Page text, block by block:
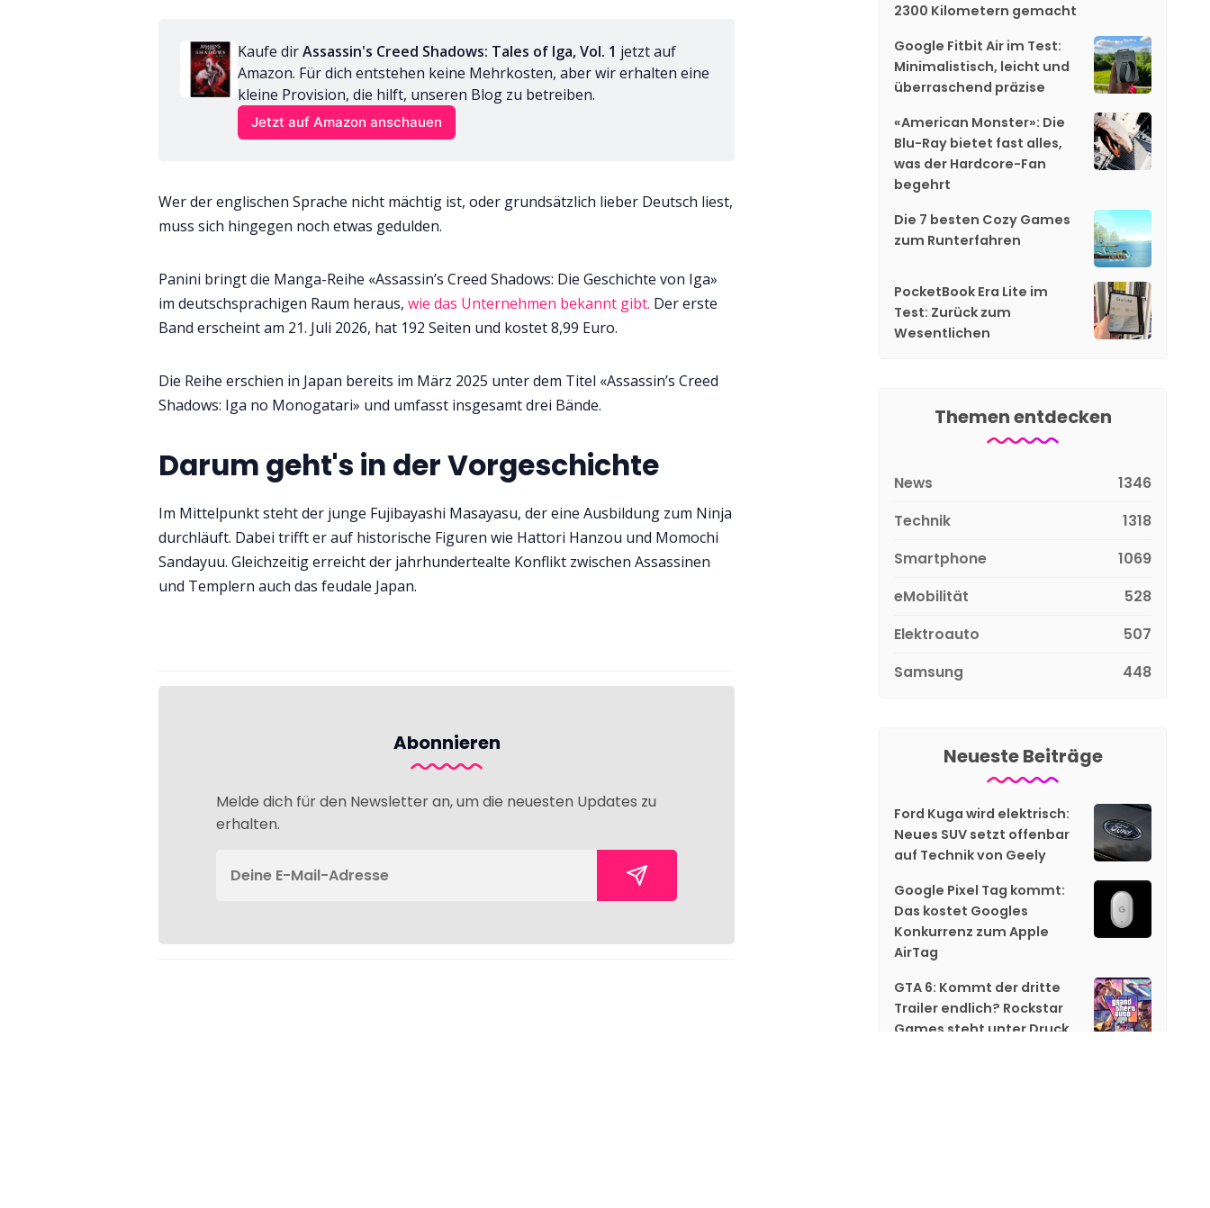
Kaufe dir Assassin's Creed Shadows: Tales of Iga, Vol. 1 jetzt auf
Amazon. Für dich entstehen keine Mehrkosten, aber wir erhalten eine
kleine Provision, die hilft, unseren Blog zu betreiben.
Jetzt auf Amazon anschauen
Wer der englischen Sprache nicht mächtig ist, oder grundsätzlich lieber Deutsch liest,
muss sich hingegen noch etwas gedulden.
Panini bringt die Manga-Reihe «Assassin’s Creed Shadows: Die Geschichte von Iga»
im deutschsprachigen Raum heraus, wie das Unternehmen bekannt gibt. Der erste
Band erscheint am 21. Juli 2026, hat 192 Seiten und kostet 8,99 Euro.
Die Reihe erschien in Japan bereits im März 2025 unter dem Titel «Assassin’s Creed
Shadows: Iga no Monogatari» und umfasst insgesamt drei Bände.
Darum geht's in der Vorgeschichte
Im Mittelpunkt steht der junge Fujibayashi Masayasu, der eine Ausbildung zum Ninja
durchläuft. Dabei trifft er auf historische Figuren wie Hattori Hanzou und Momochi
Sandayuu. Gleichzeitig erreicht der jahrhundertealte Konflikt zwischen Assassinen
und Templern auch das feudale Japan.
Abonnieren
Melde dich für den Newsletter an, um die neuesten Updates zu
erhalten.
2300 Kilometern gemacht
Google Fitbit Air im Test:
Minimalistisch, leicht und
überraschend präzise
«American Monster»: Die
Blu-Ray bietet fast alles,
was der Hardcore-Fan
begehrt
Die 7 besten Cozy Games
zum Runterfahren
PocketBook Era Lite im
Test: Zurück zum
Wesentlichen
Themen entdecken
News
1346
Technik
1318
Smartphone
1069
eMobilität
528
Elektroauto
507
Samsung
448
Neueste Beiträge
Ford Kuga wird elektrisch:
Neues SUV setzt offenbar
auf Technik von Geely
Google Pixel Tag kommt:
Das kostet Googles
Konkurrenz zum Apple
AirTag
GTA 6: Kommt der dritte
Trailer endlich? Rockstar
Games steht unter Druck